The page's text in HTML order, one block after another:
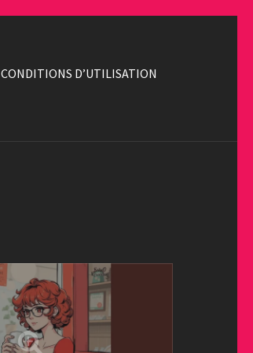
CONDITIONS D’UTILISATION